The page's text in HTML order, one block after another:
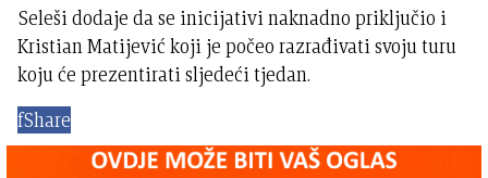
Seleši dodaje da se inicijativi naknadno priključio i
Kristian Matijević koji je počeo razrađivati svoju turu
koju će prezentirati sljedeći tjedan.
fShare